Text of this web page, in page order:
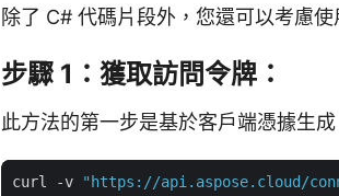
除了 C# 代碼片段外，您還可以考慮
步驟 1：獲取訪問令牌：
此方法的第一步是基於客戶端憑據生
curl -v "https://api.aspose.cloud/